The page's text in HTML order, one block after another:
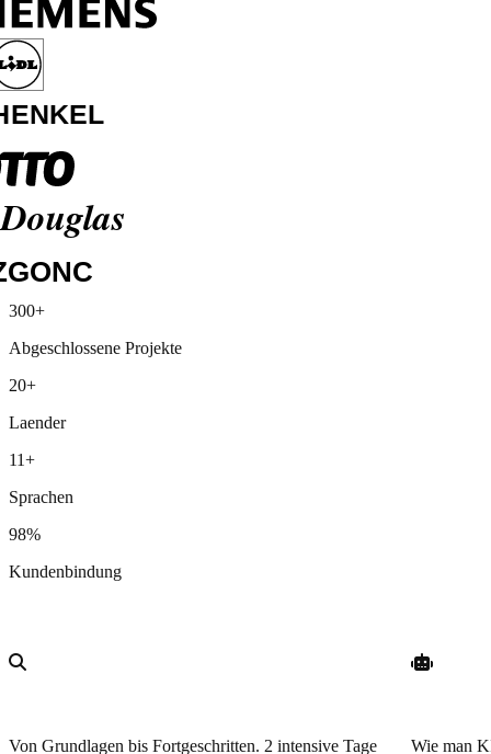
Media Markt
Lidl
Otto
ZGONC
300+
Abgeschlossene Projekte
20+
Laender
11+
Sprachen
98%
Kundenbindung
Von Grundlagen bis Fortgeschritten. 2 intensive Tage
Wie man